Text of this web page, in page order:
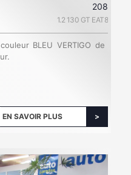
208
1.2 130 GT EAT8
BLEU VERTIGO de
EN SAVOIR PLUS